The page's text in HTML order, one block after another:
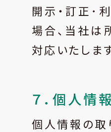
開示・訂正･
場合、当社は
対応いたします
７．個人情
個人情報の取